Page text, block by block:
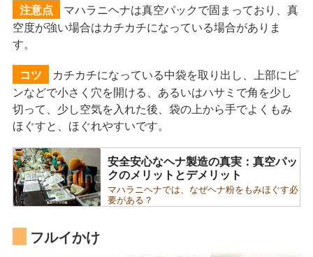
注意点
マハラニヘナは真空パックで固まっており、真
空度が強い場合はカチカチになっている場合がありま
す。
コツ
カチカチになっている中袋を取り出し、上部にピ
ンなどで小さく穴を開ける、あるいはハサミで角を少し
切って、少し空気を入れた後、袋の上から手でよくもみ
ほぐすと、ほぐれやすいです。
安全安心なヘナ製造の真実：真空パッ
クのメリットとデメリット
マハラニヘナでは、なぜヘナ粉をもみほぐす必
要がある？
フルイかけ